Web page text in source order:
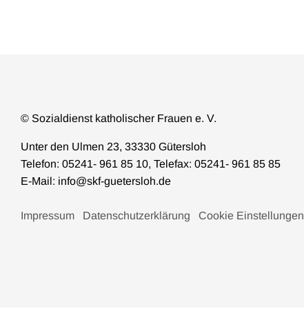
© Sozialdienst katholischer Frauen e. V.
Unter den Ulmen 23, 33330 Gütersloh
Telefon: 05241- 961 85 10, Telefax: 05241- 961 85 85
E-Mail: info@skf-guetersloh.de
Impressum Datenschutzerklärung Cookie Einstellungen